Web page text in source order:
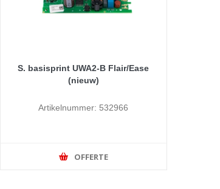
S. basisprint UWA2-B Flair/Ease
(nieuw)
Artikelnummer: 532966
OFFERTE